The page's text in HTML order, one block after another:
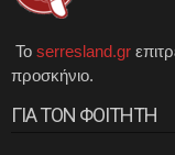
Το serresland.gr
προσκήνιο.
ΓΙΑ ΤΟΝ ΦΟΙΤΗΤΗ